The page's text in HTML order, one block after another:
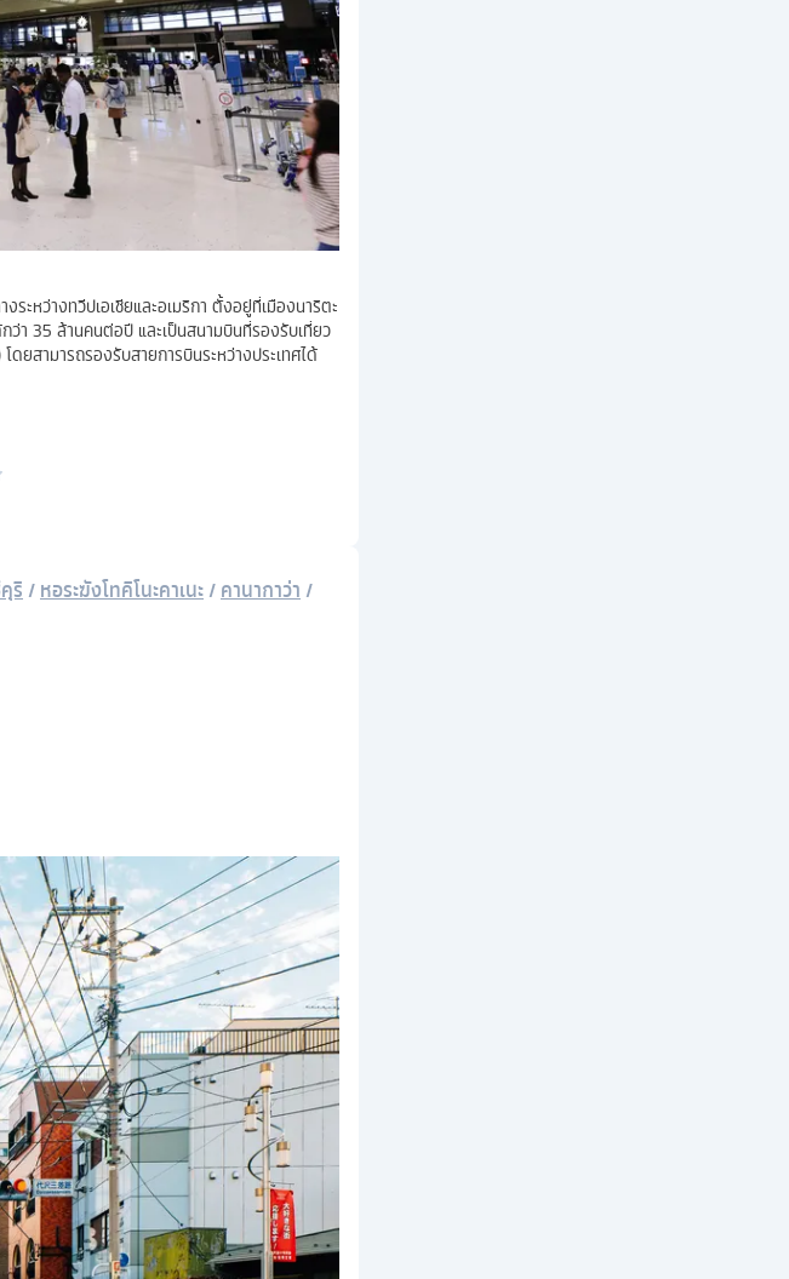
ะหว่างทวีปเอเชียและอเมริกา ตั้งอยู่ที่เมืองนาริตะ
ว่า 35 ล้านคนต่อปี และเป็นสนามบินที่รองรับเที่ยว
ยสามารถรองรับสายการบินระหว่างประเทศได้
ริ /หอระฆังโทคิโนะคาเนะ/คานากาว่า /